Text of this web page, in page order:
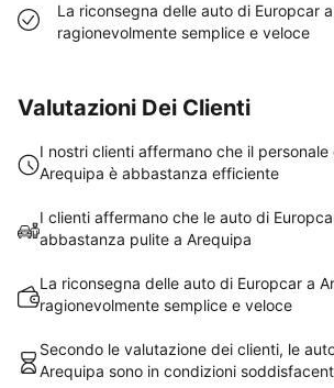
La riconsegna delle auto di Europcar
ragionevolmente semplice e veloce
Valutazioni Dei Clienti
I nostri clienti affermano che il personale
Arequipa è abbastanza efficiente
I clienti affermano che le auto di
abbastanza pulite a Arequipa
La riconsegna delle auto di Europcar a
ragionevolmente semplice e veloce
Secondo le valutazione dei clienti, le
Arequipa sono in condizioni